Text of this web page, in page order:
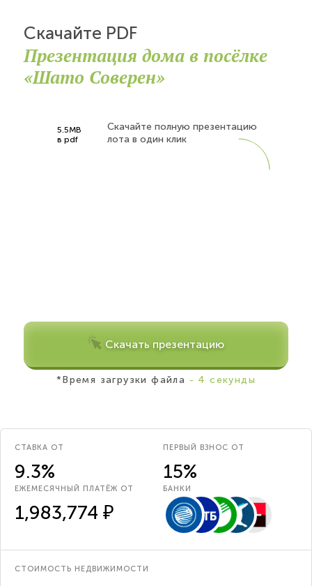
Скачайте PDF
Презентация дома в посёлке
«Шато Соверен»
5.5MB
в pdf
Скачайте полную презентацию
лота в один клик
Скачать презентацию
*Время загрузки файла - 4 секунды
СТАВКА ОТ
9.3%
ПЕРВЫЙ ВЗНОС ОТ
15%
ЕЖЕМЕСЯЧНЫЙ ПЛАТЁЖ ОТ
1,983,774 ₽
БАНКИ
СТОИМОСТЬ НЕДВИЖИМОСТИ